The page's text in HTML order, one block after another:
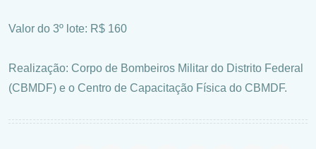
Valor do 3º lote: R$ 160
Realização: Corpo de Bombeiros Militar do Distrito Federal
(CBMDF) e o Centro de Capacitação Física do CBMDF.